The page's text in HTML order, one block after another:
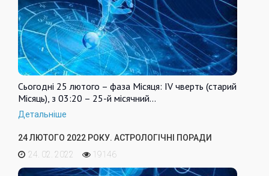
Сьогодні 25 лютого – фаза Місяця: IV чверть (старий
Місяць), з 03:20 – 25-й місячний…
Детальніше
24 ЛЮТОГО 2022 РОКУ. АСТРОЛОГІЧНІ ПОРАДИ
24. 02. 2022
19146